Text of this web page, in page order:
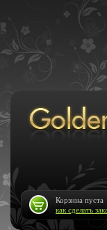
Корзина пуста
как сделать